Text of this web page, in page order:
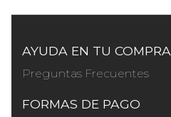
AYUDA EN TU COMPRA
Preguntas Frecuentes
FORMAS DE PAGO